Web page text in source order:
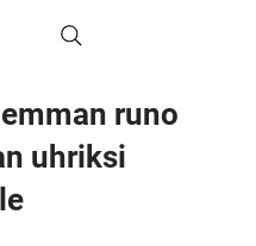
runo
uhriksi